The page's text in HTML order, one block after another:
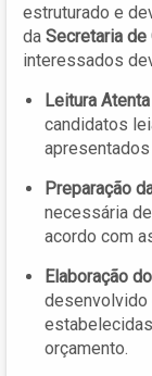
estruturado e
da Secretaria de
interessados
Leitura
candidatos
Preparação
necessária
acordo com
Elaboração
desenvolvido
orçamento.